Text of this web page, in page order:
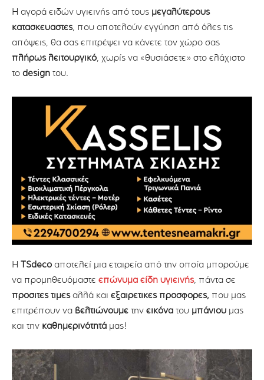
Η αγορά ειδών υγιεινής από τους μεγαλύτερους
κατασκευαστές, που αποτελούν εγγύηση από όλες τις
απόψεις, θα σας επιτρέψει να κάνετε τον χώρο σας
πλήρως λειτουργικό , χωρίς να «θυσιάσετε» στο ελάχιστο
το design του.
H TSdeco αποτελεί μια εταιρεία από την οποία μπορούμε
να προμηθευόμαστε επώνυμα είδη υγιεινής, πάντα σε
προσιτές τιμέςαλλά και εξαιρετικές προσφορές, που μας
επιτρέπουν να βελτιώνουμε την εικόνα του μπάνιου μας
και την καθημερινότητά μας!